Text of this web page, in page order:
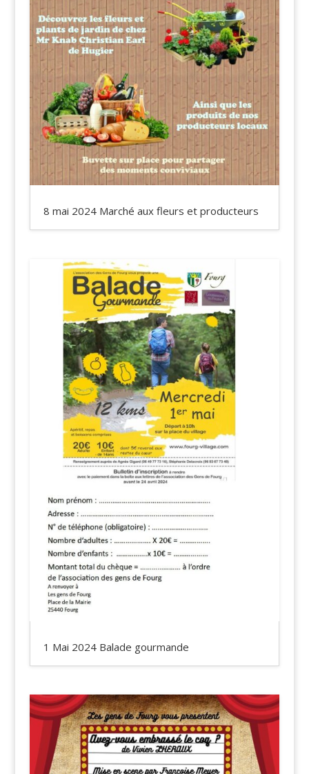
8 mai 2024 Marché aux fleurs et producteurs
1 Mai 2024 Balade gourmande